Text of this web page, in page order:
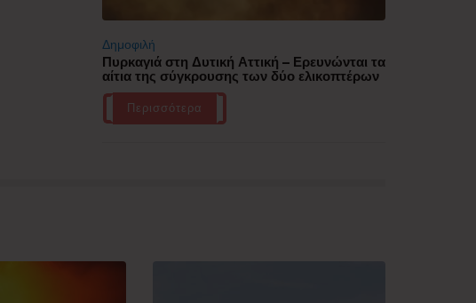
Δημοφιλή
Πυρκαγιά στη Δυτική Αττική – Ερευνώνται τα
αίτια της σύγκρουσης των δύο ελικοπτέρων
Περισσότερα